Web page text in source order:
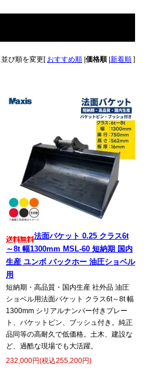
並び順を変更[ おすすめ順 価格順 新着順 ]
法面バケット 0.25 クラス6t
～8t 幅1300mm MSL-60 短納期 国内
生産 ユンボ バックホー 油圧ショベル
用
短納期・高品質・国内生産 社外品 油圧
ショベル用法面バケット クラス6t～8t 幅
1300mm シリアルナンバー付きプレー
ト、バケットピン、ブッシュ付き。純正
品同等の高耐久で低価格。土木、建設な
ど、過酷な現場でも大活躍。
232,000円(税込255,200円)